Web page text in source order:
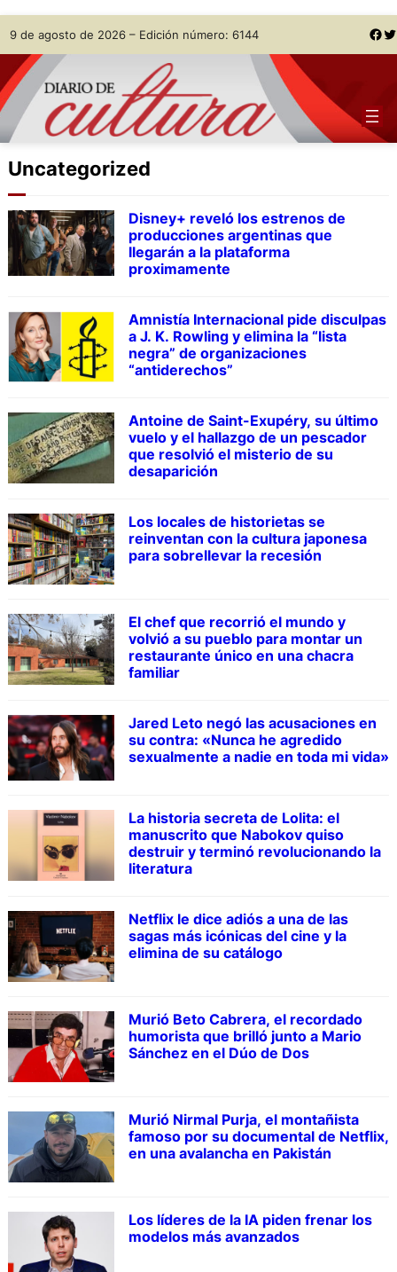
Skip
to
content
9 de agosto de 2026 – Edición número: 6144 Facebook Twitter
Uncategorized
Disney+ reveló los estrenos de
producciones argentinas que
llegarán a la plataforma
proximamente
Amnistía Internacional pide disculpas
a J. K. Rowling y elimina la “lista
negra” de organizaciones
“antiderechos”
Antoine de Saint-Exupéry, su último
vuelo y el hallazgo de un pescador
que resolvió el misterio de su
desaparición
Los locales de historietas se
reinventan con la cultura japonesa
para sobrellevar la recesión
El chef que recorrió el mundo y
volvió a su pueblo para montar un
restaurante único en una chacra
familiar
Jared Leto negó las acusaciones en
su contra: «Nunca he agredido
sexualmente a nadie en toda mi vida»
La historia secreta de Lolita: el
manuscrito que Nabokov quiso
destruir y terminó revolucionando la
literatura
Netflix le dice adiós a una de las
sagas más icónicas del cine y la
elimina de su catálogo
Murió Beto Cabrera, el recordado
humorista que brilló junto a Mario
Sánchez en el Dúo de Dos
Murió Nirmal Purja, el montañista
famoso por su documental de Netflix,
en una avalancha en Pakistán
Los líderes de la IA piden frenar los
modelos más avanzados